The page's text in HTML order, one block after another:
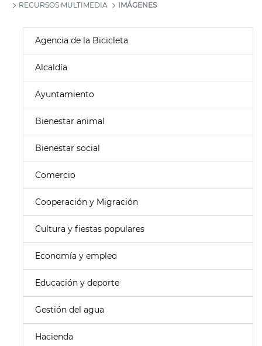
RECURSOS MULTIMEDIA
IMÁGENES
Agencia de la Bicicleta
Alcaldía
Ayuntamiento
Bienestar animal
Bienestar social
Comercio
Cooperación y Migración
Cultura y fiestas populares
Economía y empleo
Educación y deporte
Gestión del agua
Hacienda